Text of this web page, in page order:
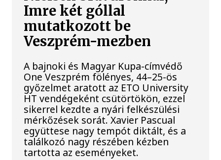
Imre két góllal
mutatkozott be
Veszprém-mezben
A bajnoki és Magyar Kupa-címvédő
One Veszprém fölényes, 44–25-ös
győzelmet aratott az ETO University
HT vendégeként csütörtökön, ezzel
sikerrel kezdte a nyári felkészülési
mérkőzések sorát. Xavier Pascual
együttese nagy tempót diktált, és a
találkozó nagy részében kézben
tartotta az eseményeket.